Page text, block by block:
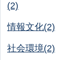
(2)
情報文化(2)
社会環境(2)